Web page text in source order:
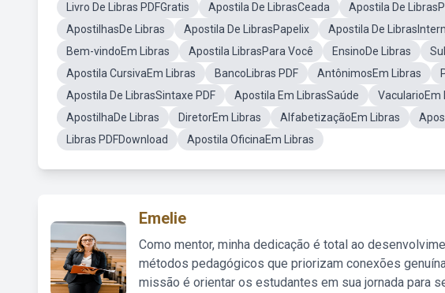
Livro De Libras PDFGratis
Apostila De LibrasCeada Apostila De
ApostilhasDe Libras
Apostila De LibrasPapelix Apostila De
Bem-vindoEm Libras
Apostila LibrasPara Você EnsinoDe Libras
Apostila CursivaEm Libras
BancoLibras PDF AntônimosEm Libras
Apostila De LibrasSintaxe PDF
Apostila Em LibrasSaúde VacularioEm
ApostilhaDe Libras
DiretorEm Libras AlfabetizaçãoEm Libras
Libras PDFDownload
Apostila OficinaEm Libras
Emelie
Como mentor, minha dedicação é total ao
métodos pedagógicos que priorizam conexões
missão é orientar os estudantes em sua jornada para